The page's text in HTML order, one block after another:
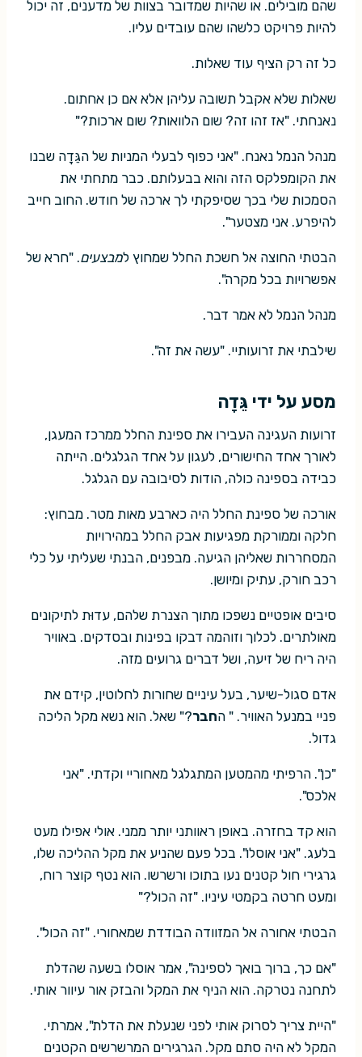
שהם מובילים. או שהיות שמדובר בצוות של מדענים, זה יכול
להיות פרויקט כלשהו שהם עובדים עליו.
כל זה רק הציף עוד שאלות.
שאלות שלא אקבל תשובה עליהן אלא אם כן אחתום.
נאנחתי. "אז זהו זה? שום הלוואות? שום ארכות?"
מנהל הנמל נאנח. "אני כפוף לבעלי המניות של הגֵּדָה שבנו
את הקומפלקס הזה והוא בבעלותם. כבר מתחתי את
הסמכות שלי בכך שסיפקתי לך ארכה של חודש. החוב חייב
להיפרע. אני מצטער".
הבטתי החוצה אל חשכת החלל שמחוץ למבצעים. "חרא של
אפשרויות בכל מקרה".
מנהל הנמל לא אמר דבר.
שילבתי את זרועותיי. "עשה את זה".
מסע על ידי גֵּדָה
זרועות העגינה העבירו את ספינת החלל ממרכז המעגן,
לאורך אחד החישורים, לעגון על אחד הגלגלים. הייתה
כבידה בספינה כולה, הודות לסיבובה עם הגלגל.
אורכה של ספינת החלל היה כארבע מאות מטר. מבחוץ:
חלקה וממורקת מפגיעות אבק החלל במהירויות
המסחררות שאליהן הגיעה. מבפנים, הבנתי שעליתי על כלי
רכב חורק, עתיק ומיושן.
סיבים אופטיים נשפכו מתוך הצנרת שלהם, עדוּת לתיקונים
מאולתרים. לכלוך וזוהמה דבקו בפינות ובסדקים. באוויר
היה ריח של זיעה, ושל דברים גרועים מזה.
אדם סגול-שיער, בעל עיניים שחורות לחלוטין, קידם את
פניי במנעל האוויר. " החבר?" שאל. הוא נשא מקל הליכה
גדול.
"כן". הרפיתי מהמטען המתגלגל מאחוריי וקדתי. "אני
אלכס".
הוא קד בחזרה. באופן ראוותני יותר ממני. אולי אפילו מעט
בלעג. "אני אוסלו". בכל פעם שהניע את מקל ההליכה שלו,
גרגירי חול קטנים נעו בתוכו ורשרשו. הוא נטף קוצר רוח,
ומעט חרטה בקמטי עיניו. "זה הכול?"
הבטתי אחורה אל המזוודה הבודדת שמאחורי. "זה הכול".
"אם כך, ברוך בואך לספינה", אמר אוסלו בשעה שהדלת
לתחנה נטרקה. הוא הניף את המקל והבזק אור עיוור אותי.
"היית צריך לסרוק אותי לפני שנעלת את הדלת", אמרתי.
המקל לא היה סתם מקל. הגרגירים המרשרשים הקטנים